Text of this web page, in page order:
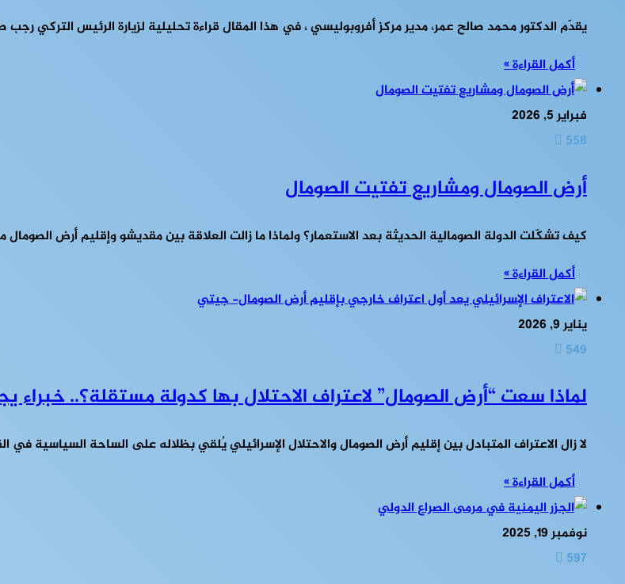
يقدّم الدكتور محمد صالح عمر، مدير مركز أفروبوليسي ، في هذا المقال قراءة تحليلية لزيارة الرئيس التركي
أكمل القراءة »
فبراير 5, 2026
558
أرض الصومال ومشاريع تفتيت الصومال
كيف تشكّلت الدولة الصومالية الحديثة بعد الاستعمار؟ ولماذا ما زالت العلاقة بين مقديشو وإقليم أرض
أكمل القراءة »
يناير 9, 2026
549
لماذا سعت “أرض الصومال” لاعتراف الاحتلال بها كدولة مستقلة؟.. خبراء
لا زال الاعتراف المتبادل بين إقليم أرض الصومال والاحتلال الإسرائيلي يُلقي بظلاله على الساحة السياسية في
أكمل القراءة »
نوفمبر 19, 2025
597